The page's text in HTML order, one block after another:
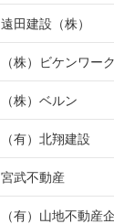
遠田建設（株）
（株）ビケンワーク
（株）ベルン
（有）北翔建設
宮武不動産
（有）山地不動産